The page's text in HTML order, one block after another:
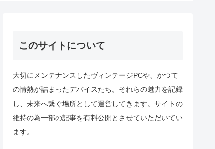
このサイトについて
大切にメンテナンスしたヴィンテージPCや、かつて
の情熱が詰まったデバイスたち。それらの魅力を記録
し、未来へ繋ぐ場所として運営してきます。サイトの
維持の為一部の記事を有料公開とさせていただいてい
ます。